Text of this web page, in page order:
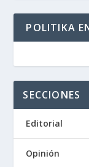
POLITIKA
SECCIONES
Editorial
Opinión